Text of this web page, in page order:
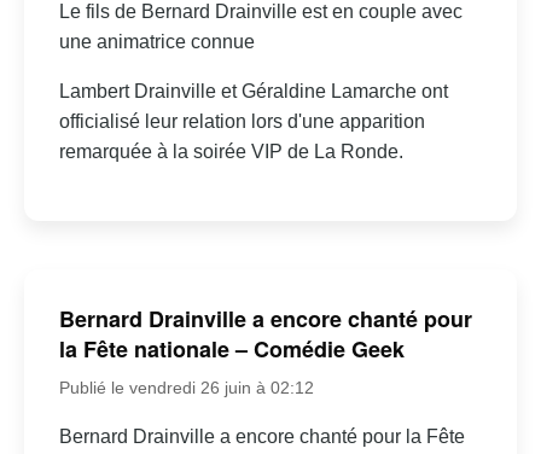
Le fils de Bernard Drainville est en couple avec
une animatrice connue
Lambert Drainville et Géraldine Lamarche ont
officialisé leur relation lors d'une apparition
remarquée à la soirée VIP de La Ronde.
Bernard Drainville a encore chanté pour
la Fête nationale – Comédie Geek
Publié le vendredi 26 juin à 02:12
Bernard Drainville a encore chanté pour la Fête